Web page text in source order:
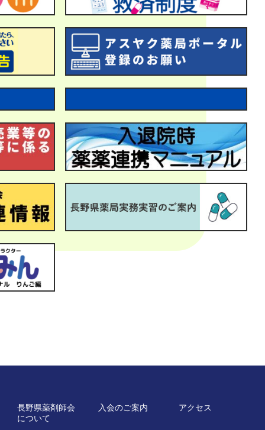
長野県薬剤師会
について
入会のご案内 アクセス